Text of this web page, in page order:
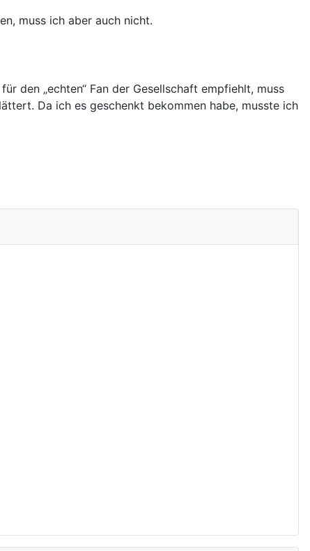
muss ich aber auch nicht.
den „echten“ Fan der Gesellschaft empfiehlt, muss
Da ich es geschenkt bekommen habe, musste ich